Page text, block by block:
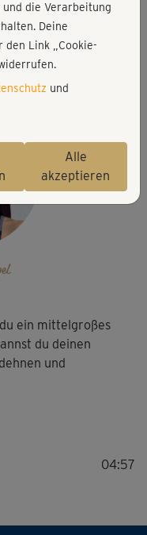
ein mittelgroßes
du deinen
und
und die
ausführen.
04:57
die Verarbeitung
Deine
Link „Cookie-
und
Alle
akzeptieren